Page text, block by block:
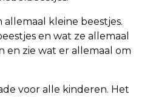
kleine beestjes.
en wat ze allemaal
en zie wat er allemaal om
voor alle kinderen. Het